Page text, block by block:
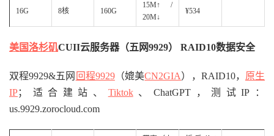
16G 8核 160G
15M↑ /
20M↓
¥534
美国洛杉矶CUII云服务器（五网9929） RAID10数据安全
双程9929&五网 回程9929（媲美CN2GIA），RAID10， 原生
IP；适合建站、 Tiktok、ChatGPT，测试IP：
us.9929.zorocloud.com